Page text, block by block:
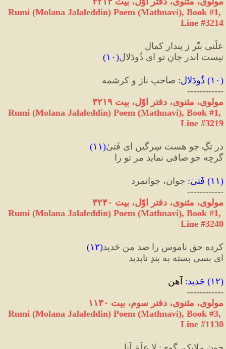
Rumi (Molana Jalaleddin) Poem (Mathnavi), Book #1,
Line #3214
علّتی بتّر ز پندارِ کمال
نیست اندر جانِ تو ای ذُودَلال( ۱۰)
( ۱۰) ذُودَلال: صاحبِ ناز و کرشمه
------------
مولوی، مثنوی، دفتر اوّل، بیت ۳۲۱۹
Rumi (Molana Jalaleddin) Poem (Mathnavi), Book #1,
Line #3219
در تگِ جو هست سِرگین ای فَتیٰ(۱۱)
گرچه جو صافی نماید مر تو را
(۱۱) فَتیٰ: جوان، جوانمرد
------------
مولوی، مثنوی، دفتر اوّل، بیت ۳۲۴۰
Rumi (Molana Jalaleddin) Poem (Mathnavi), Book #1,
Line #3240
کرده حق ناموس را صد من حَدید(۱۲)
ای بسی بسته به بندِ ناپدید
(۱۲) حَدید: آهن
------------
مولوی، مثنوی، دفتر سوم، بیت ۱۱۳۰
Rumi (Molana Jalaleddin) Poem (Mathnavi), Book #3,
Line #1130